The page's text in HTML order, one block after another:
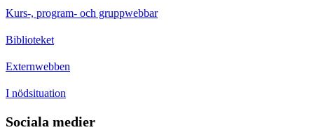
Kurs-, program- och gruppwebbar
Biblioteket
Externwebben
I nödsituation
Sociala medier